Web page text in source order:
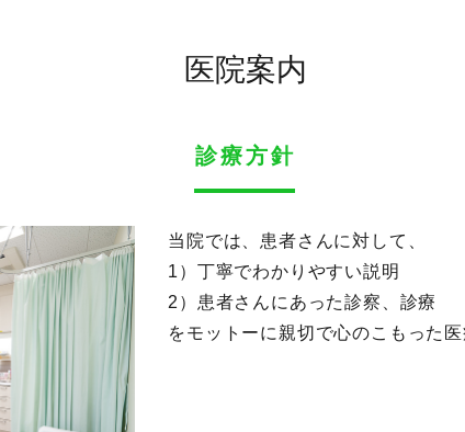
医院案内
診療方針
当院では、患者さんに対して、
1）丁寧でわかりやすい説明
2）患者さんにあった診察、診療
をモットーに親切で心のこもった